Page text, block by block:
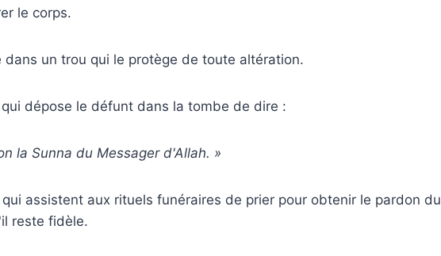
le corps.
dans un trou qui le protège de toute altération.
dépose le défunt dans la tombe de dire :
la Sunna du Messager d'Allah. »
assistent aux rituels funéraires de prier pour obtenir le pardon du
reste fidèle.